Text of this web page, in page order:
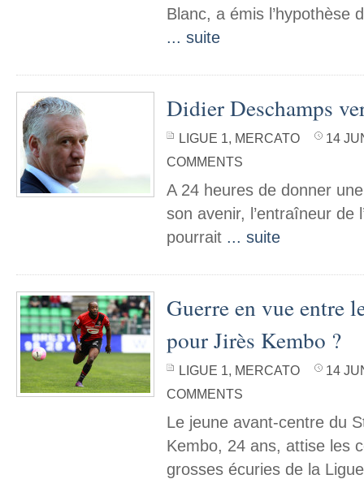
Blanc, a émis l’hypothèse
... suite
Didier Deschamps
LIGUE 1, MERCATO
14
COMMENTS
A 24 heures de donner
son avenir, l’entraîneur de
pourrait ... suite
Guerre en vue entre
pour Jirès Kembo ?
LIGUE 1, MERCATO
14
COMMENTS
Le jeune avant-centre du
Kembo, 24 ans, attise les
grosses écuries de la